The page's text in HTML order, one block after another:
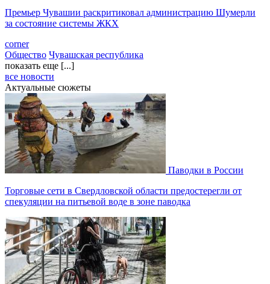
Премьер Чувашии раскритиковал администрацию Шумерли
за состояние системы ЖКХ
corner
Общество Чувашская республика
показать еще [...]
все новости
Актуальные сюжеты
Паводки в России
Торговые сети в Свердловской области предостерегли от
спекуляции на питьевой воде в зоне паводка